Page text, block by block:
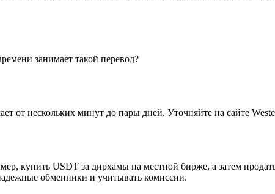
занимает такой перевод?
от нескольких минут до пары дней. Уточняйте на сайте
купить USDT за дирхамы на местной бирже, а затем
обменники и учитывать комиссии.